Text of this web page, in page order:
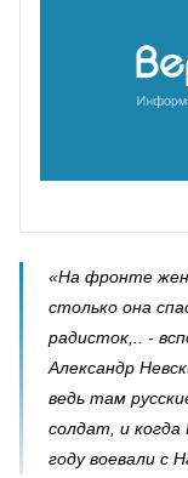
«На фронте
столько она
радисток,.. -
Александр
ведь там
солдат, и когда
году воевали с